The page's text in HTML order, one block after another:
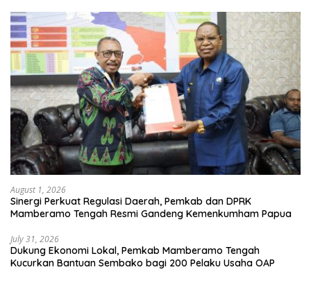
August 1, 2026
Sinergi Perkuat Regulasi Daerah, Pemkab dan DPRK
Mamberamo Tengah Resmi Gandeng Kemenkumham Papua
July 31, 2026
Dukung Ekonomi Lokal, Pemkab Mamberamo Tengah
Kucurkan Bantuan Sembako bagi 200 Pelaku Usaha OAP